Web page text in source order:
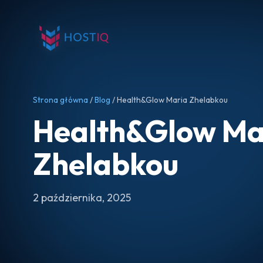
Strona główna /Blog / Health&Glow Maria Zhelabkou
Health&Glow
Zhelabkou
2 października, 2025